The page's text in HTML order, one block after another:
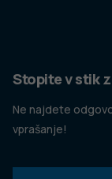
Stopite v stik
Ne najdete
vprašanje!